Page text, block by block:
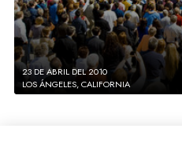
23 DE ABRIL DEL 2010
LOS ÁNGELES, CALIFORNIA